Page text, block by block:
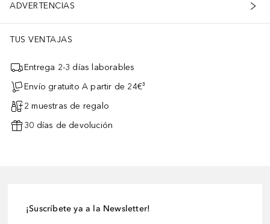
ADVERTENCIAS
TUS VENTAJAS
Entrega 2-3 días laborables
Envío gratuito A partir de 24€³
2 muestras de regalo
30 días de devolución
¡Suscríbete ya a la Newsletter!